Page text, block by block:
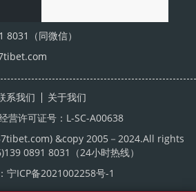
（同微信）
系我们
关于我们
营许可证号：L-SC-A00638
&copy 2005－2024.All rights
0891 8031（24小时热线）
宁ICP备2021002258号-1